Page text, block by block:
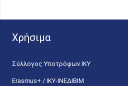
Χρήσιμα
Σύλλογος Υποτρόφων ΙΚΥ
Erasmus+ / ΙΚΥ-ΙΝΕΔΙΒΙΜ